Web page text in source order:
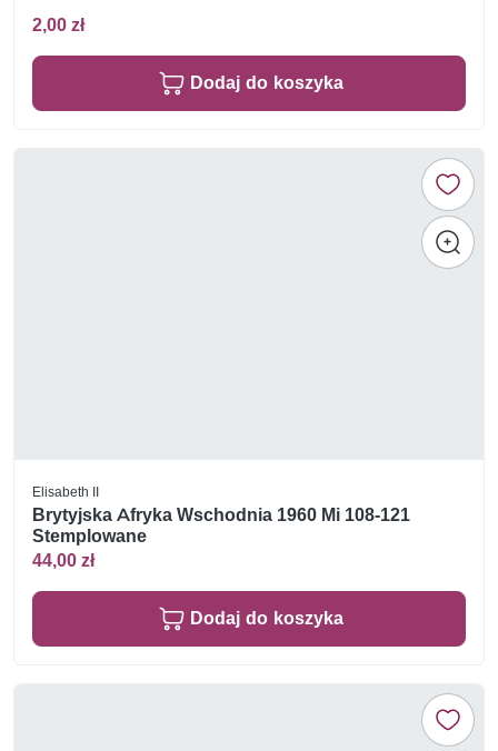
2,00 zł
Dodaj do koszyka
Elisabeth II
Brytyjska Afryka Wschodnia 1960 Mi 108-121
Stemplowane
44,00 zł
Dodaj do koszyka